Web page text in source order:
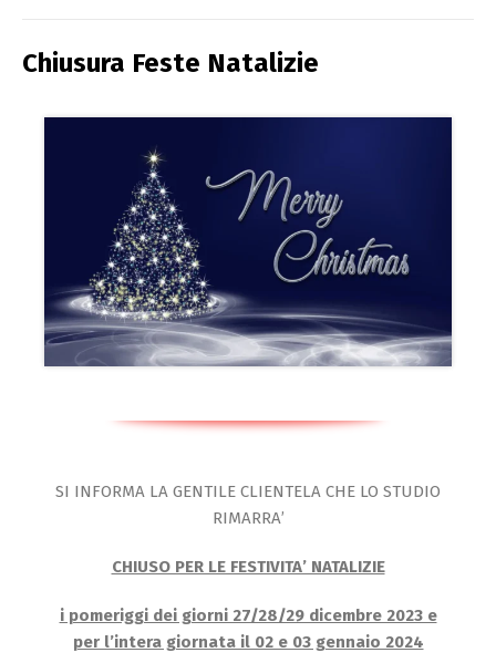
Chiusura Feste Natalizie
SI INFORMA LA GENTILE CLIENTELA CHE LO STUDIO
RIMARRA’
CHIUSO PER LE FESTIVITA’ NATALIZIE
i pomeriggi dei giorni 27/28/29 dicembre 2023 e
per l’intera giornata il 02 e 03 gennaio 2024